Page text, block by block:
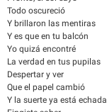
Todo oscureció
Y brillaron las mentiras
Y es que en tu balcón
Yo quizá encontré
La verdad en tus pupilas
Despertar y ver
Que el papel cambió
Y la suerte ya está echada